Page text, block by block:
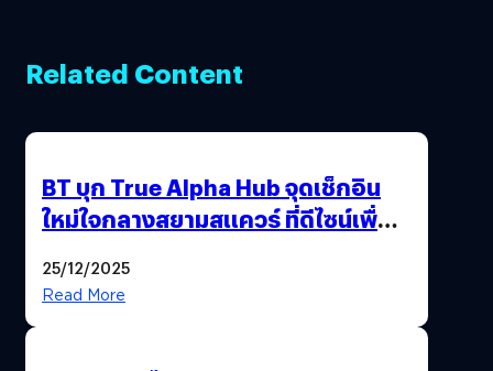
Related Content
BT บุก True Alpha Hub จุดเช็กอิน
ใหม่ใจกลางสยามสแควร์ ที่ดีไซน์เพื่อ
25/12/2025
Read More